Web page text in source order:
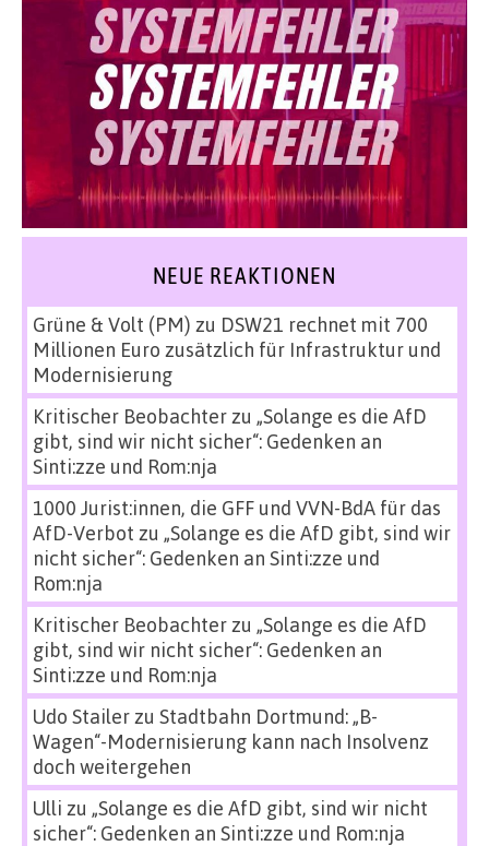
NEUE REAKTIONEN
Grüne & Volt (PM) zu DSW21 rechnet mit 700
Millionen Euro zusätzlich für Infrastruktur und
Modernisierung
Kritischer Beobachterzu „Solange es die AfD
gibt, sind wir nicht sicher“: Gedenken an
Sinti:zze und Rom:nja
1000 Jurist:innen, die GFF und VVN-BdA für das
AfD-Verbot zu „Solange es die AfD gibt, sind wir
nicht sicher“: Gedenken an Sinti:zze und
Rom:nja
Kritischer Beobachterzu „Solange es die AfD
gibt, sind wir nicht sicher“: Gedenken an
Sinti:zze und Rom:nja
Udo Stailerzu Stadtbahn Dortmund: „B-
Wagen“-Modernisierung kann nach Insolvenz
doch weitergehen
Ulli zu „Solange es die AfD gibt, sind wir nicht
sicher“: Gedenken an Sinti:zze und Rom:nja